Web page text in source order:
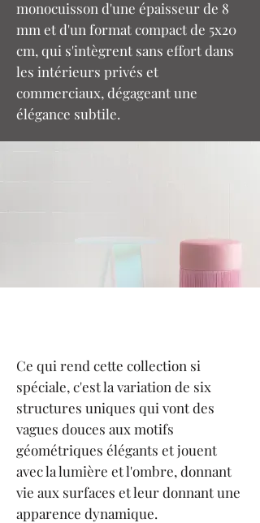
monocuisson d'une épaisseur de 8
mm et d'un format compact de 5x20
cm, qui s'intègrent sans effort dans
les intérieurs privés et
commerciaux, dégageant une
élégance subtile.
Ce qui rend cette collection si
spéciale, c'est la variation de six
structures uniques qui vont des
vagues douces aux motifs
géométriques élégants et jouent
avec la lumière et l'ombre, donnant
vie aux surfaces et leur donnant une
apparence dynamique.